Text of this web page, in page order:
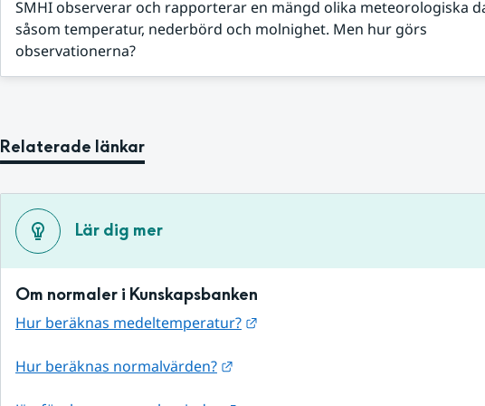
SMHI observerar och rapporterar en mängd olika meteorologiska
såsom temperatur, nederbörd och molnighet. Men hur görs
observationerna?
Relaterade länkar
Lär dig mer
Om normaler i Kunskapsbanken
Hur beräknas medeltemperatur? Länk till annan webbplats.
Hur beräknas normalvärden? Länk till annan webbplats.